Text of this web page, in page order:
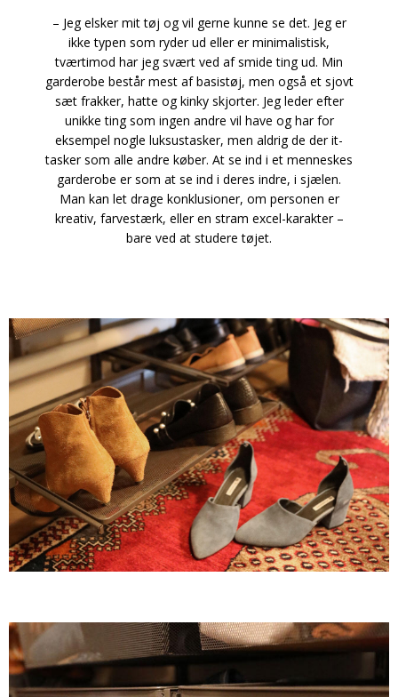
– Jeg elsker mit tøj og vil gerne kunne se det. Jeg er
ikke typen som ryder ud eller er minimalistisk,
tværtimod har jeg svært ved af smide ting ud. Min
garderobe består mest af basistøj, men også et sjovt
sæt frakker, hatte og kinky skjorter. Jeg leder efter
unikke ting som ingen andre vil have og har for
eksempel nogle luksustasker, men aldrig de der it-
tasker som alle andre køber. At se ind i et menneskes
garderobe er som at se ind i deres indre, i sjælen.
Man kan let drage konklusioner, om personen er
kreativ, farvestærk, eller en stram excel-karakter –
bare ved at studere tøjet.